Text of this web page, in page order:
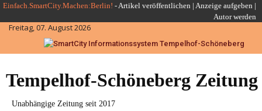
Skip
to
content
Einfach.SmartCity.Machen:Berlin! -Artikel veröffentlichen | Anzeige aufgeben |
Autor werden
Freitag, 07. August 2026
Tempelhof-Schöneberg Zeitung
Unabhängige Zeitung seit 2017